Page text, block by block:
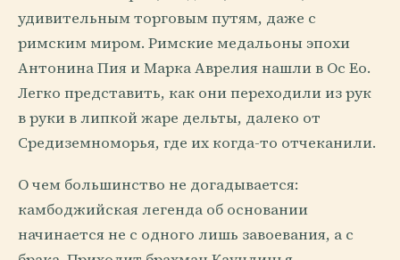
удивительным торговым путям, даже с
римским миром. Римские медальоны эпохи
Антонина Пия и Марка Аврелия нашли в Oc Eo.
Легко представить, как они переходили из рук
в руки в липкой жаре дельты, далеко от
Средиземноморья, где их когда-то отчеканили.
О чем большинство не догадывается:
камбоджийская легенда об основании
начинается не с одного лишь завоевания, а с